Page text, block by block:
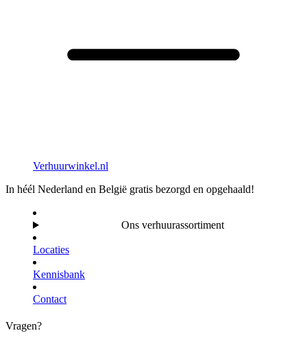
Verhuurwinkel.nl
In héél Nederland en België gratis bezorgd en opgehaald!
Ons verhuurassortiment
Locaties
Kennisbank
Contact
Vragen?